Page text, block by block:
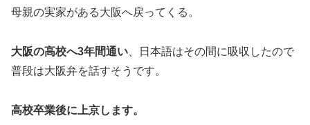
母親の実家がある大阪へ戻ってくる。
大阪の高校へ3年間通い 、日本語はその間に吸収したので
普段は大阪弁を話すそうです。
高校卒業後に上京します。